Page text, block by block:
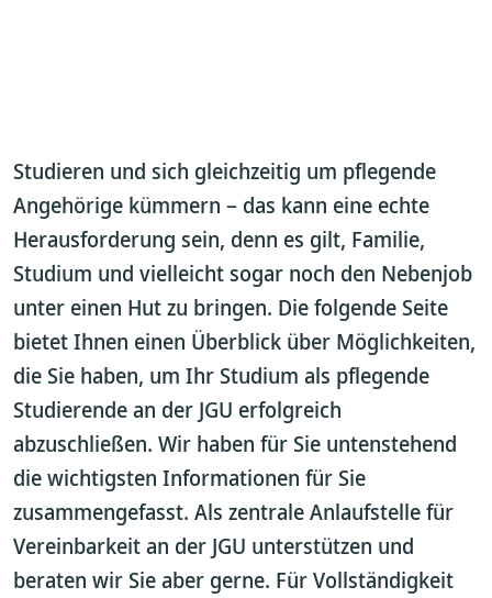
Studieren und sich gleichzeitig um pflegende
Angehörige kümmern – das kann eine echte
Herausforderung sein, denn es gilt, Familie,
Studium und vielleicht sogar noch den Nebenjob
unter einen Hut zu bringen. Die folgende Seite
bietet Ihnen einen Überblick über Möglichkeiten,
die Sie haben, um Ihr Studium als pflegende
Studierende an der JGU erfolgreich
abzuschließen. Wir haben für Sie untenstehend
die wichtigsten Informationen für Sie
zusammengefasst. Als zentrale Anlaufstelle für
Vereinbarkeit an der JGU unterstützen und
beraten wir Sie aber gerne. Für Vollständigkeit